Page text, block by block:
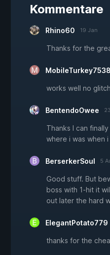
Kommentare
Rhino60 19 Jan
Thanks for the
MobileTurkey7538
works well no
BentendoOwee
Thanks I can
where i was when
BerserkerSoul 5
Good stuff. But
boss with 1-hit it
out later the hard
ElegantPotato779
thanks for the